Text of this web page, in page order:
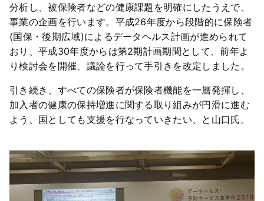
分析し、被保険者などの健康課題を明確にしたうえで、
事業の企画を行います。平成26年度から段階的に保険者
(国保・後期広域)によるデータヘルス計画が進められて
おり、平成30年度からは第2期計画期間として、前年よ
り検討会を開催、議論を行って手引きを改定しました。
引き続き、すべての保険者が保険者機能を一層発揮し、
加入者の健康の保持増進に関する取り組みが円滑に進む
よう、国としても支援を行なっていきたい、と山口氏。